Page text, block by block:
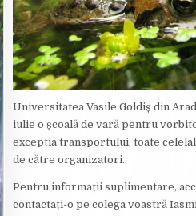
Universitatea Vasile Goldiș din
iulie o școală de vară pentru
excepția transportului, toate
de către organizatori.
Pentru informații suplimentare,
contactați-o pe colega voastră